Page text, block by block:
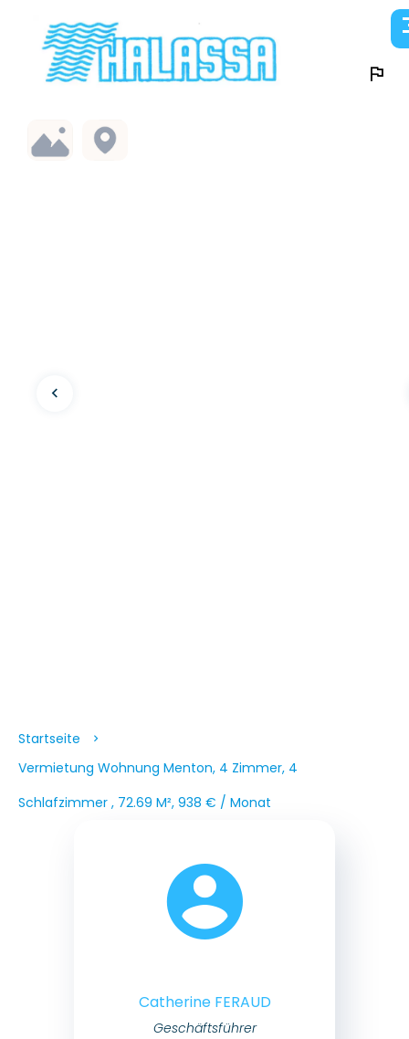
Startseite
Vermietung Wohnung Menton, 4 Zimmer, 4
Schlafzimmer , 72.69 M², 938 € / Monat
Catherine FERAUD
Geschäftsführer